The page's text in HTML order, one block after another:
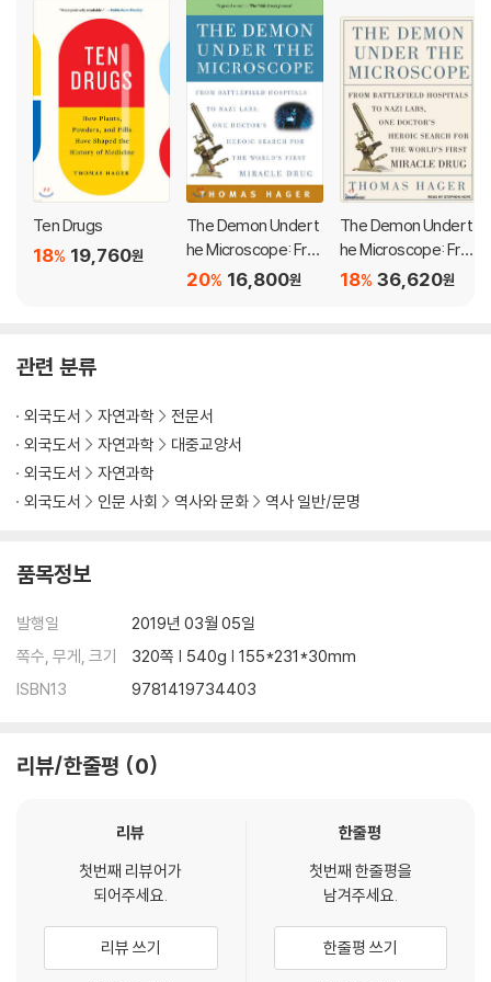
Ten Drugs
19,760원
18%
The Demon Under t
he Microscope: Fro
m Battlefield Hospit
16,800원
20%
The Demon Under t
he Microscope: Fro
m Battlefield Hospit
36,620원
18%
관련 분류
외국도서 자연과학
전문서
외국도서
자연과학
대중교양서
외국도서
자연과학
외국도서
인문 사회 역사와 문화 역사 일반/문명
품목정보
발행일
2019년 03월 05일
쪽수, 무게, 크기
320쪽 | 540g | 155*231*30mm
ISBN13
9781419734403
리뷰/한줄평 0
리뷰
첫번째 리뷰어가
되어주세요.
리뷰 쓰기
한줄평
첫번째 한줄평을
남겨주세요.
한줄평 쓰기